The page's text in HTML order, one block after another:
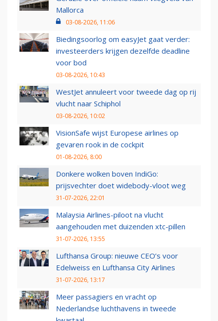
Mallorca
03-08-2026, 11:06
Biedingsoorlog om easyJet gaat verder:
investeerders krijgen dezelfde deadline
voor bod
03-08-2026, 10:43
WestJet annuleert voor tweede dag op rij
vlucht naar Schiphol
03-08-2026, 10:02
VisionSafe wijst Europese airlines op
gevaren rook in de cockpit
01-08-2026, 8:00
Donkere wolken boven IndiGo:
prijsvechter doet widebody-vloot weg
31-07-2026, 22:01
Malaysia Airlines-piloot na vlucht
aangehouden met duizenden xtc-pillen
31-07-2026, 13:55
Lufthansa Group: nieuwe CEO’s voor
Edelweiss en Lufthansa City Airlines
31-07-2026, 13:17
Meer passagiers en vracht op
Nederlandse luchthavens in tweede